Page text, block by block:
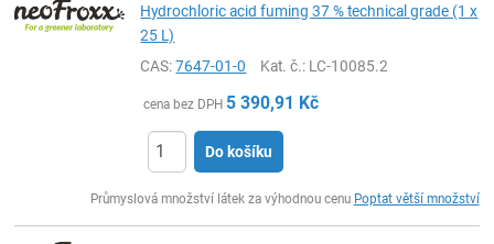
Hydrochloric acid fuming 37 % technical grade (1 x
25 L)
CAS:7647-01-0 Kat. č.: LC-10085.2
cena bez DPH 5 390,91 Kč
Do košíku
Průmyslová množství látek za výhodnou cenu Poptat větší množství